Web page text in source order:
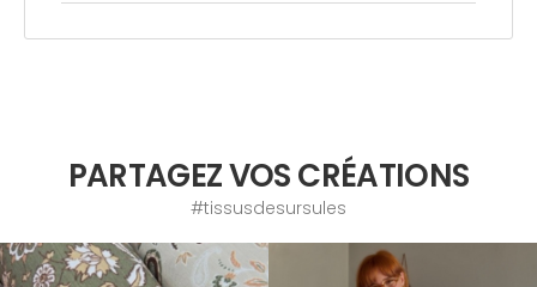
PARTAGEZ VOS CRÉATIONS
#tissusdesursules